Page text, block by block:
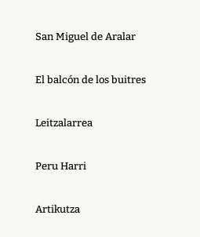
San Miguel de Aralar
El balcón de los buitres
Leitzalarrea
Peru Harri
Artikutza